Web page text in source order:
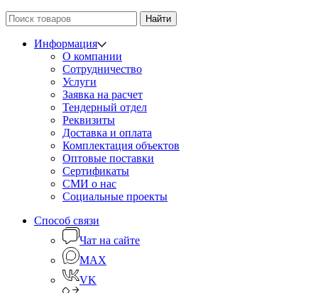
Найти
Информация
О компании
Сотрудничество
Услуги
Заявка на расчет
Тендерный отдел
Реквизиты
Доставка и оплата
Комплектация объектов
Оптовые поставки
Сертификаты
СМИ о нас
Социальные проекты
Способ связи
Чат на сайте
MAX
VK